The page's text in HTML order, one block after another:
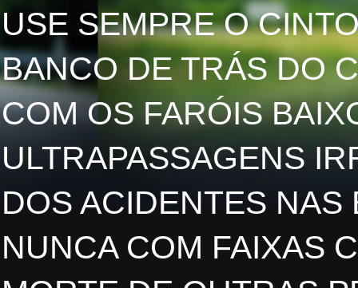
USE SEMPRE O
BANCO DE TRÁS DO
COM OS FARÓIS
ULTRAPASSAGENS
DOS ACIDENTES NAS
NUNCA COM FAIXAS